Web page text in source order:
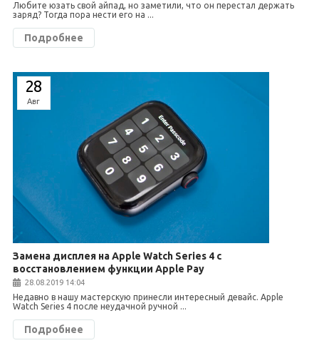
Любите юзать свой айпад, но заметили, что он перестал держать
заряд? Тогда пора нести его на ...
Подробнее
28
Авг
Замена дисплея на Apple Watch Series 4 с
восстановлением функции Apple Pay
28.08.2019 14:04
Недавно в нашу мастерскую принесли интересный девайс. Apple
Watch Series 4 после неудачной ручной ...
Подробнее